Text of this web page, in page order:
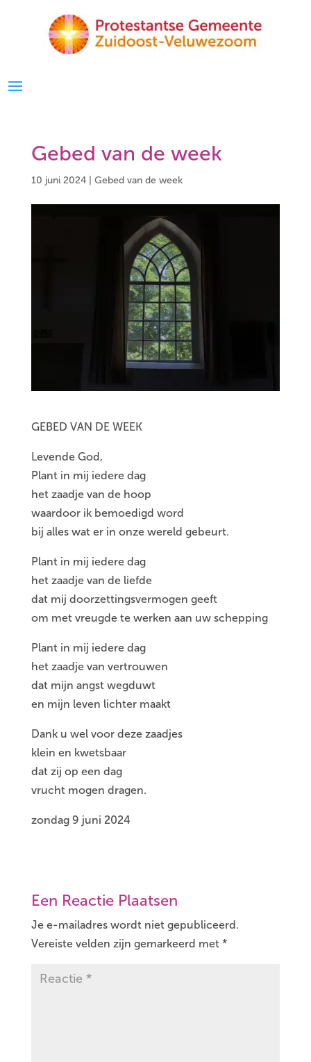
Gebed van de week
10 juni 2024 Gebed van de week
GEBED VAN DE WEEK
Levende God,
Plant in mij iedere dag
het zaadje van de hoop
waardoor ik bemoedigd word
bij alles wat er in onze wereld gebeurt.
Plant in mij iedere dag
het zaadje van de liefde
dat mij doorzettingsvermogen geeft
om met vreugde te werken aan uw schepping
Plant in mij iedere dag
het zaadje van vertrouwen
dat mijn angst wegduwt
en mijn leven lichter maakt
Dank u wel voor deze zaadjes
klein en kwetsbaar
dat zij op een dag
vrucht mogen dragen.
zondag 9 juni 2024
Een Reactie Plaatsen
Je e-mailadres wordt niet gepubliceerd.
Vereiste velden zijn gemarkeerd met *